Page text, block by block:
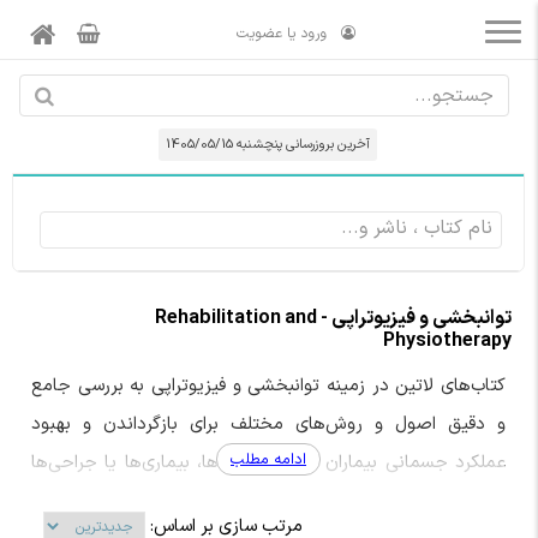
ورود یا عضویت
آخرین بروزرسانی پنچشنبه 1405/05/15
توانبخشی و فیزیوتراپی - Rehabilitation and
Physiotherapy
کتاب‌های لاتین در زمینه توانبخشی و فیزیوتراپی به بررسی جامع
و دقیق اصول و روش‌های مختلف برای بازگرداندن و بهبود
عملکرد جسمانی بیماران پس از آسیب‌ها، بیماری‌ها یا جراحی‌ها
ادامه مطلب
مرتب سازی بر اساس: